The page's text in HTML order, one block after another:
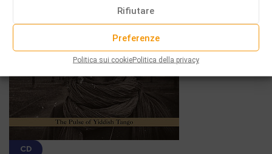
Rifiutare
Preferenze
Politica sui cookiePolitica della privacy
CD